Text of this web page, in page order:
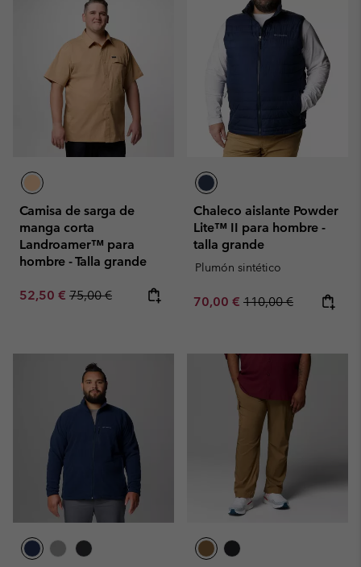
Camisa de sarga de
manga corta
Landroamer™ para
hombre - Talla grande
Sale price:
52,50 € Regular price:
75,00 €
Chaleco aislante Powder
Lite™ II para hombre -
talla grande
Plumón sintético
Sale price:
70,00 € Regular price:
110,00 €